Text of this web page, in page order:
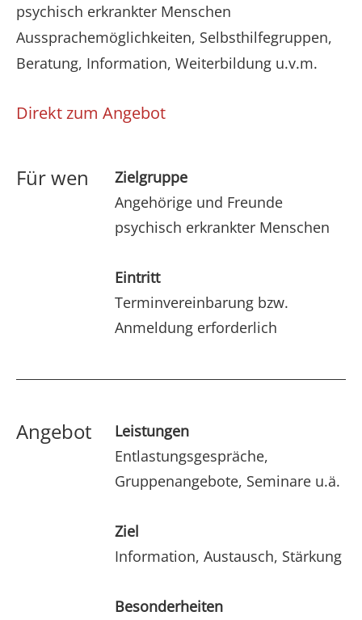
psychisch erkrankter Menschen
Aussprachemöglichkeiten, Selbsthilfegruppen,
Beratung, Information, Weiterbildung u.v.m.
Direkt zum Angebot
Für wen
Zielgruppe
Angehörige und Freunde
psychisch erkrankter Menschen
Eintritt
Terminvereinbarung bzw.
Anmeldung erforderlich
Angebot
Leistungen
Entlastungsgespräche,
Gruppenangebote, Seminare u.ä.
Ziel
Information, Austausch, Stärkung
Besonderheiten